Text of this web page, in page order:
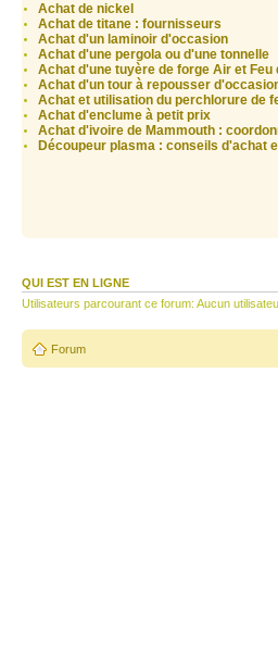
Achat de nickel
Achat de titane : fournisseurs
Achat d'un laminoir d'occasion
Achat d'une pergola ou d'une tonnelle
Achat d'une tuyère de forge Air et Feu
Achat d'un tour à repousser
Achat et utilisation du perchlorure de
Achat d'enclume à petit prix
Achat d'ivoire de Mammouth :
Découpeur plasma : conseils d'achat
QUI EST EN LIGNE
Utilisateurs parcourant ce forum: Aucun
Forum